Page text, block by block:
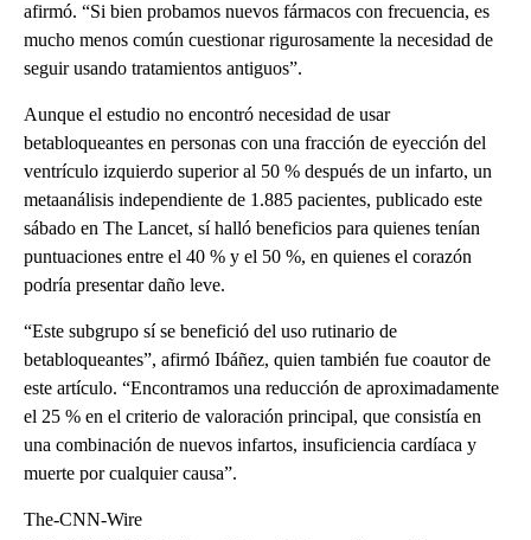
afirmó. “Si bien probamos nuevos fármacos con frecuencia, es
mucho menos común cuestionar rigurosamente la necesidad de
seguir usando tratamientos antiguos”.
Aunque el estudio no encontró necesidad de usar
betabloqueantes en personas con una fracción de eyección del
ventrículo izquierdo superior al 50 % después de un infarto, un
metaanálisis independiente de 1.885 pacientes, publicado este
sábado en The Lancet, sí halló beneficios para quienes tenían
puntuaciones entre el 40 % y el 50 %, en quienes el corazón
podría presentar daño leve.
“Este subgrupo sí se benefició del uso rutinario de
betabloqueantes”, afirmó Ibáñez, quien también fue coautor de
este artículo. “Encontramos una reducción de aproximadamente
el 25 % en el criterio de valoración principal, que consistía en
una combinación de nuevos infartos, insuficiencia cardíaca y
muerte por cualquier causa”.
The-CNN-Wire